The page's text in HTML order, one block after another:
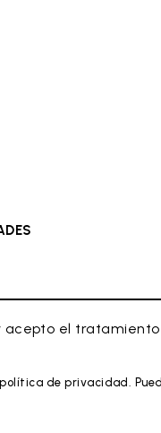
acepto el
de privacidad.